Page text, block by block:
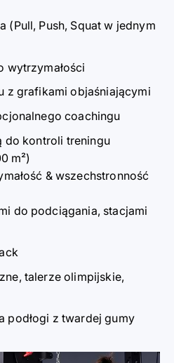
(Pull, Push, Squat w jednym
wytrzymałości
z grafikami objaśniającymi
coachingu
do kontroli treningu
m²)
& wszechstronność
do podciągania, stacjami
talerze olimpijskie,
podłogi z twardej gumy